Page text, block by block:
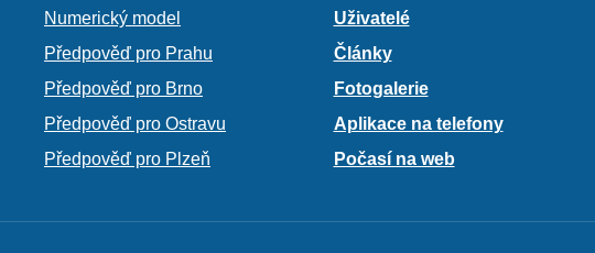
Numerický model
Předpověď pro Prahu
Předpověď pro Brno
Předpověď pro Ostravu
Předpověď pro Plzeň
Uživatelé
Články
Fotogalerie
Aplikace na telefony
Počasí na web